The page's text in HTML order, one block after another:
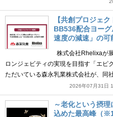
【共創プロジェ
BB536配合ヨー
速度の減速」の
株式会社Rhelixaが
ロンジェビティの実現を目指す「エ
ただいている森永乳業株式会社が、
2026年07月31日
～老化という摂
込めた最高峰（